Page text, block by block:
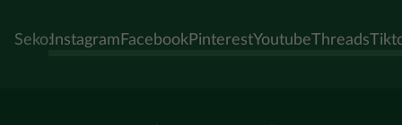
Seko:Instagram FacebookPinterestYoutubeThreads